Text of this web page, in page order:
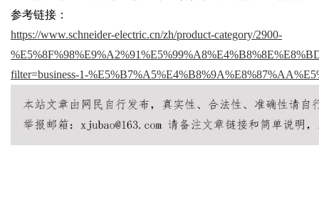
参考链接：
https://www.schneider-electric.cn/zh/product-category/2900-
filter=business-1-